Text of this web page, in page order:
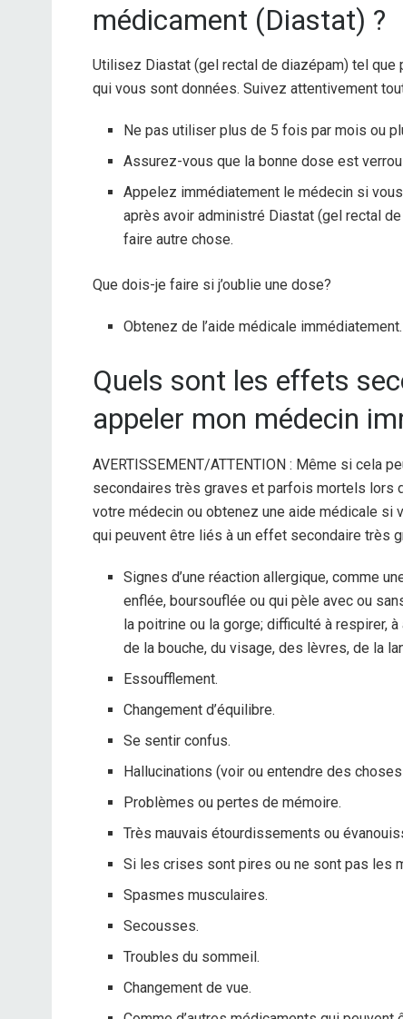
médicament (Diastat) ?
Utilisez Diastat (gel rectal de diazépam) tel
qui vous sont données. Suivez attentivement
Ne pas utiliser plus de 5 fois par mois ou
Assurez-vous que la bonne dose est
Appelez immédiatement le médecin si
après avoir administré Diastat (gel rectal
faire autre chose.
Que dois-je faire si j’oublie une dose?
Obtenez de l’aide médicale immédiatement.
Quels sont les effets
appeler mon médecin
AVERTISSEMENT/ATTENTION : Même si cela
secondaires très graves et parfois mortels lors
votre médecin ou obtenez une aide médicale si
qui peuvent être liés à un effet secondaire très
Signes d’une réaction allergique, comme
enflée, boursouflée ou qui pèle avec ou
la poitrine ou la gorge; difficulté à respirer,
de la bouche, du visage, des lèvres, de la
Essoufflement.
Changement d’équilibre.
Se sentir confus.
Hallucinations (voir ou entendre des
Problèmes ou pertes de mémoire.
Très mauvais étourdissements ou
Si les crises sont pires ou ne sont pas les
Spasmes musculaires.
Secousses.
Troubles du sommeil.
Changement de vue.